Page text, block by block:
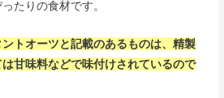
たりの食材です。
ントオーツと記載のあるものは、精製
甘味料などで味付けされているので